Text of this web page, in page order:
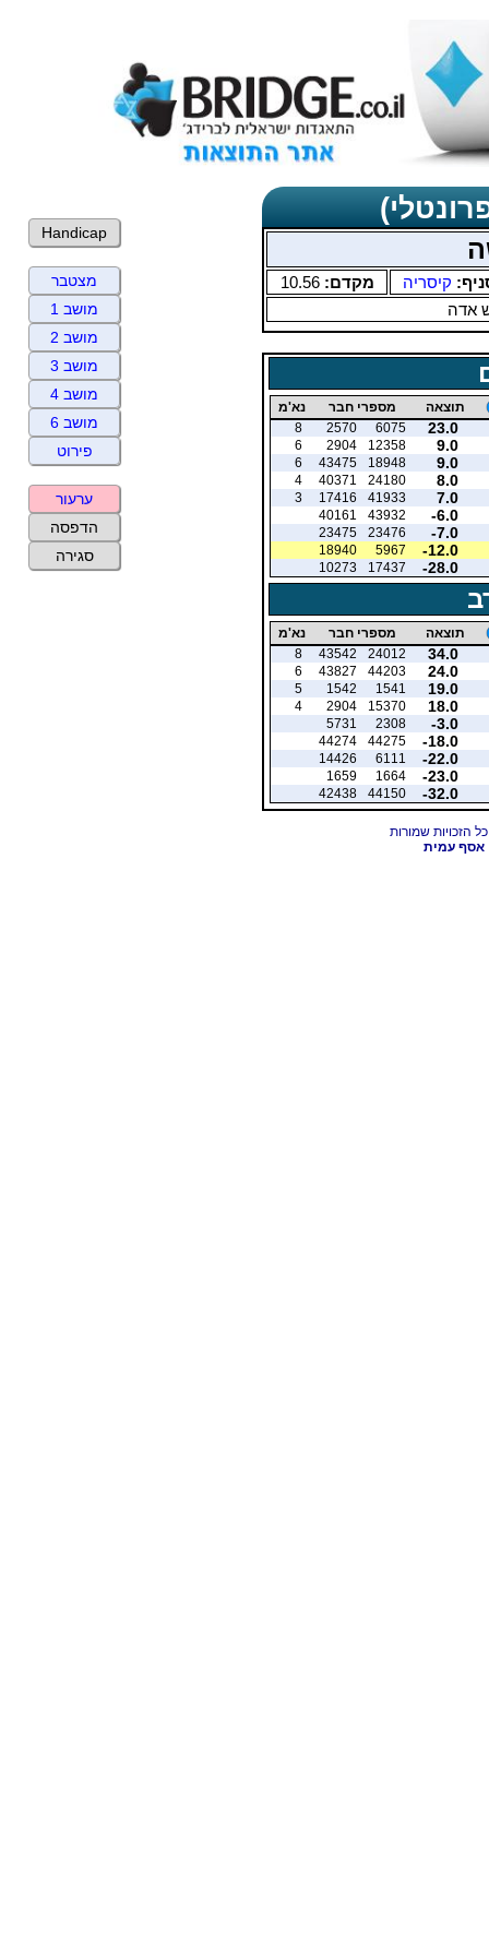
קיסריה מקדם:10.56
אדה
תוצאה מספרי חבר נא'מ
23.0
6075
2570
8
9.0
12358
2904
6
9.0
18948
43475
6
8.0
24180
40371
4
7.0
41933
17416
3
-6.0
43932
40161
-7.0
23476
23475
-12.0
5967
18940
-28.0
17437
10273
תוצאה מספרי חבר נא'מ
34.0
24012
43542
8
24.0
44203
43827
6
19.0
1541
1542
5
18.0
15370
2904
4
-3.0
2308
5731
-18.0
44275
44274
-22.0
6111
14426
-23.0
1664
1659
-32.0
44150
42438
אסף עמית
Handicap
מצטבר
מושב 1
מושב 2
מושב 3
מושב 4
מושב 6
פירוט
ערעור
הדפסה
סגירה